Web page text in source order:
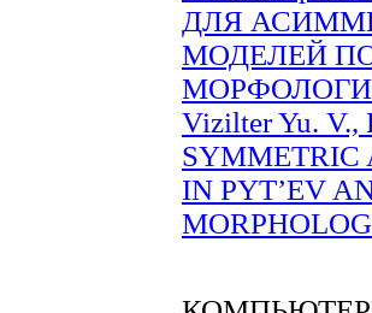
ДЛЯ
МОДЕЛЕЙ
Vizilter Yu. V.,
SYMMETRIC
IN PYT’EV